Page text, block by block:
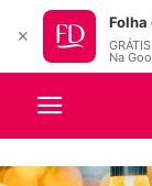
✕
Folha
GRÁTIS
Na